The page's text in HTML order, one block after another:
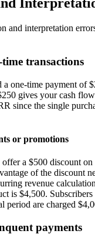
and interpretation
transactions
one-time payment of
gives your cash
since the single
or promotions
offer a $500 discount
of the discount
revenue
is $4,500.
period are charged
payments